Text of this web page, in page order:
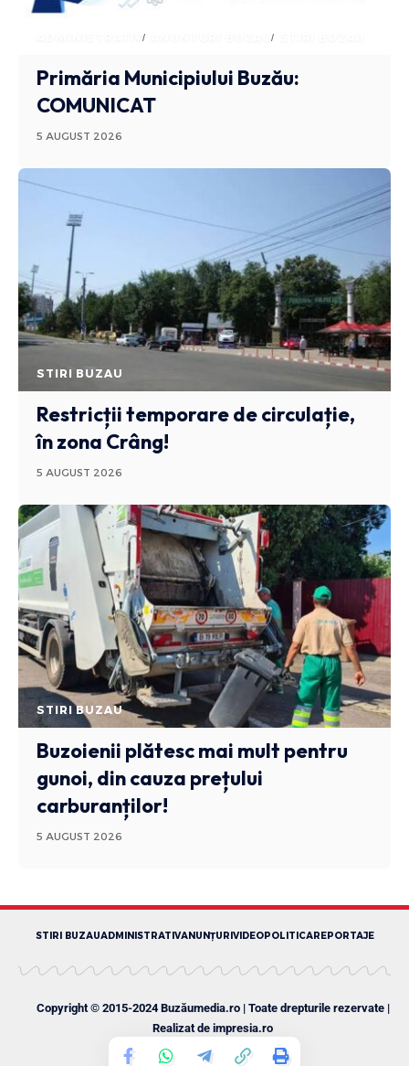
ADMINISTRATIV ANUNTURI BUZAU
Primăria Municipiului Buzău:
COMUNICAT
5 AUGUST 2026
STIRI BUZAU
Restricții temporare de circulație,
în zona Crâng!
5 AUGUST 2026
STIRI BUZAU
Buzoienii plătesc mai mult pentru
gunoi, din cauza prețului
carburanților!
5 AUGUST 2026
STIRI BUZAUADMINISTRATIVANUNȚURIVIDEOPOLITICAREPORTAJE
Copyright © 2015-2024 Buzăumedia.ro | Toate drepturile rezervate |
Realizat de impresia.ro